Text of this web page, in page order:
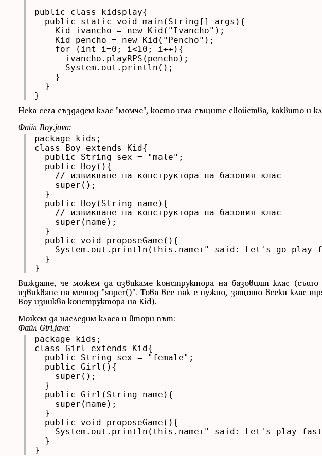
public class kidsplay{
  public static void main(String[] args){
    Kid ivancho = new Kid("Ivancho");
    Kid pencho = new Kid("Pencho");
    for (int i=0; i<10; i++){
      ivancho.playRPS(pencho);
      System.out.println();
    }
  }
}
Нека сега създадем клас "момче", което има същите свойства, каквито и
Файл Boy.java:
package kids;
class Boy extends Kid{
  public String sex = "male";
  public Boy(){
    // извикване на конструктора на базовия клас
    super();
  }
  public Boy(String name){
    // извикване на конструктора на базовия клас
    super(name);
  }
  public void proposeGame(){
System.out.println(this.name+" said: Let's go play
  }
}
Виждате, че можем да извикаме конструктора на базовият клас (също
извикване на метод "super()". Това все пак е нужно, защото всеки клас
Boy изниква конструктора на Kid).
Можем да наследим класа и втори път:
Файл Girl.java:
package kids;
class Girl extends Kid{
  public String sex = "female";
  public Girl(){
    super();
  }
  public Girl(String name){
    super(name);
  }
  public void proposeGame(){
System.out.println(this.name+" said: Let's play
  }
}